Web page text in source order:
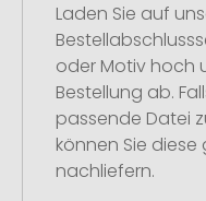
Laden Sie auf
oder Motiv hoch
Bestellung ab.
passende Datei
können Sie
nachliefern.